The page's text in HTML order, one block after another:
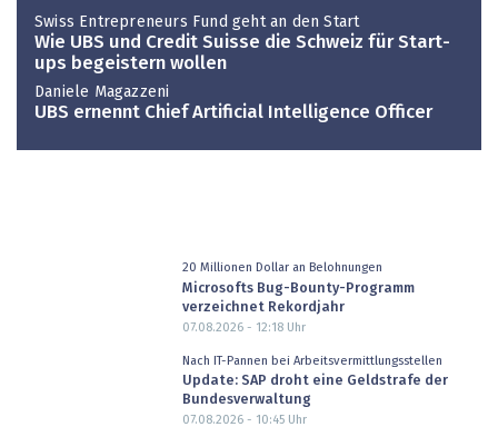
Swiss Entrepreneurs Fund geht an den Start
Wie UBS und Credit Suisse die Schweiz für Start-
ups begeistern wollen
Daniele Magazzeni
UBS ernennt Chief Artificial Intelligence Officer
20 Millionen Dollar an Belohnungen
Microsofts Bug-Bounty-Programm
verzeichnet Rekordjahr
07.08.2026 - 12:18Uhr
Nach IT-Pannen bei Arbeitsvermittlungsstellen
Update: SAP droht eine Geldstrafe der
Bundesverwaltung
07.08.2026 - 10:45Uhr